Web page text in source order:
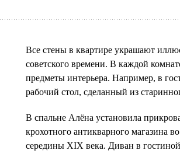
Все стены в квартире украшают
советского времени. В каждой
предметы интерьера. Например, в
рабочий стол, сделанный из
В спальне Алёна установила
крохотного антикварного магазина
середины XIX века. Диван в